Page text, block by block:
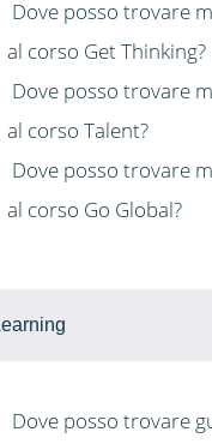
Dove posso trovare
al corso Get Thinking?
Dove posso trovare
al corso Talent?
Dove posso trovare
al corso Go Global?
Dove posso trovare